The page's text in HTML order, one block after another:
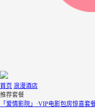
首页 浪漫酒店
推荐套餐
「爱情影院」·VIP电影包房惊喜套